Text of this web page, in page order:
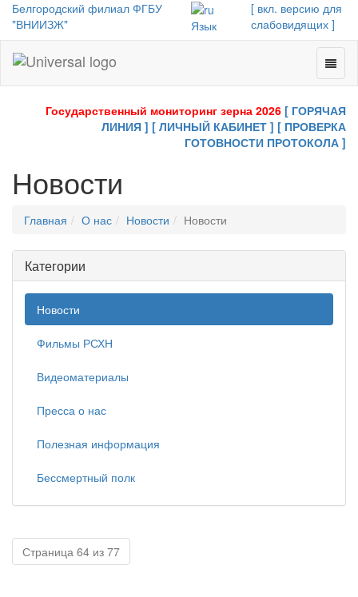
Белгородский филиал ФГБУ
"ВНИИЗЖ"
Язык
[ вкл. версию для
слабовидящих ]
-
Toggle
Государственный мониторинг зерна 2026 [ ГОРЯЧАЯ
ЛИНИЯ ] [ ЛИЧНЫЙ КАБИНЕТ ] [ ПРОВЕРКА
ГОТОВНОСТИ ПРОТОКОЛА ]
Новости
Главная О нас Новости Новости
Категории
Новости
Фильмы РСХН
Видеоматериалы
Пресса о нас
Полезная информация
Бессмертный полк
Страница 64 из 77